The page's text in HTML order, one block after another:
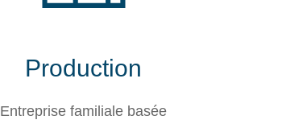
Production
Entreprise familiale basée